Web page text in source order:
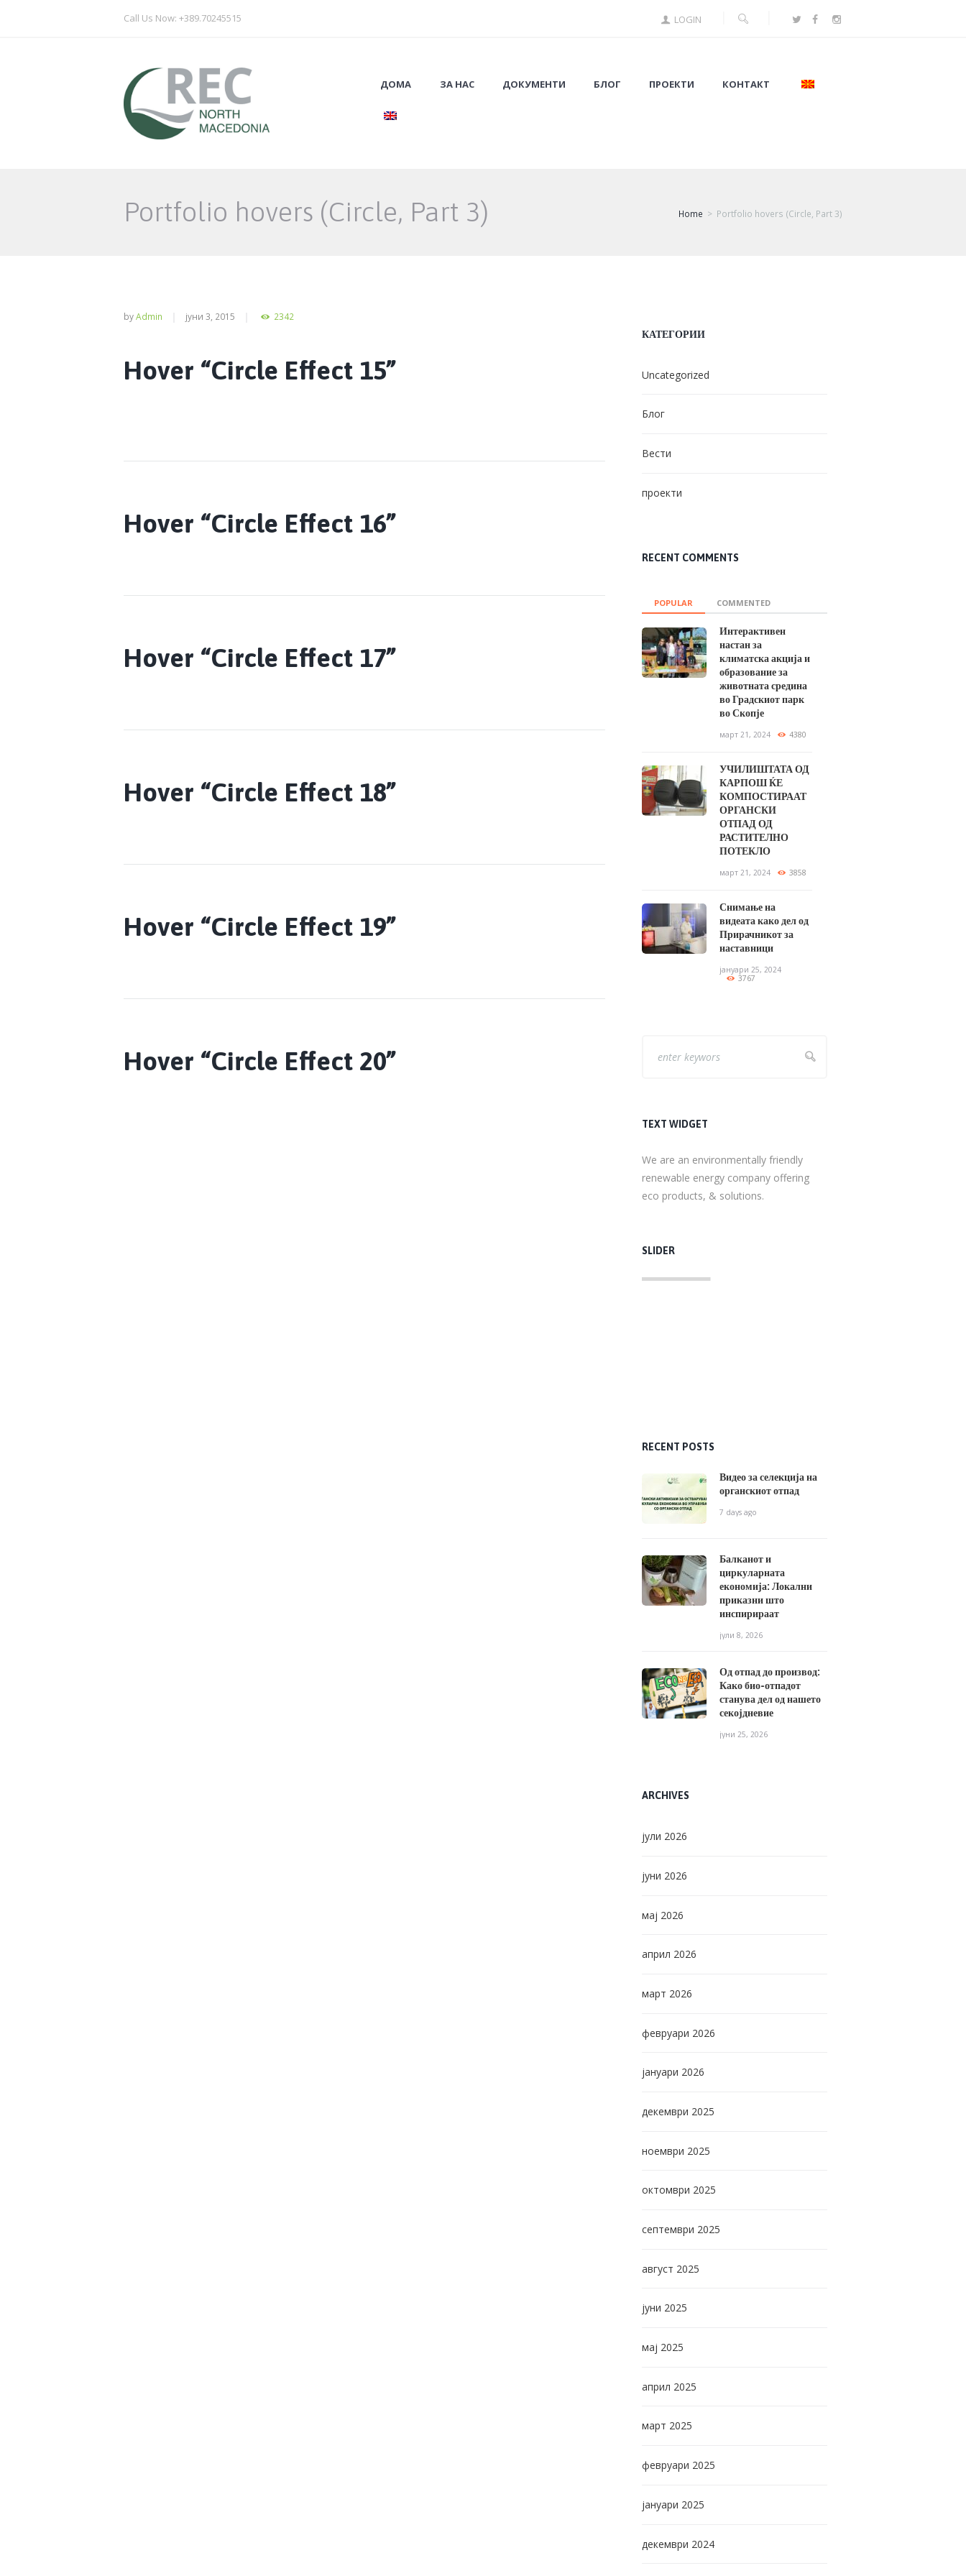
Call Us Now: +389.70245515 LOGIN
ДОМА ЗА НАС ДОКУМЕНТИ БЛОГ ПРОЕКТИ КОНТАКТ
Portfolio hovers (Circle, Part 3) Home Portfolio hovers (Circle, Part 3)
byAdmin јуни 3, 2015 2342
Hover “Circle Effect 15”
Hover “Circle Effect 16”
Hover “Circle Effect 17”
Hover “Circle Effect 18”
Hover “Circle Effect 19”
Hover “Circle Effect 20”
КАТЕГОРИИ
Uncategorized
Блог
Вести
проекти
RECENT COMMENTS
POPULAR COMMENTED
Интерактивен
настан за
климатска акција и
образование за
животната средина
во Градскиот парк
во Скопје
март 21, 2024 4380
УЧИЛИШТАТА ОД
КАРПОШ ЌЕ
КОМПОСТИРААТ
ОРГАНСКИ
ОТПАД ОД
РАСТИТЕЛНО
ПОТЕКЛО
март 21, 2024 3858
Снимање на
видеата како дел од
Прирачникот за
наставници
јануари 25, 2024
3767
TEXT WIDGET
We are an environmentally friendly
renewable energy company offering
eco products, & solutions.
SLIDER
RECENT POSTS
Видео за селекција на
органскиот отпад
7 days ago
Балканот и
циркуларната
економија: Локални
приказни што
инспирираат
јули 8, 2026
Од отпад до производ:
Како био-отпадот
станува дел од нашето
секојдневие
јуни 25, 2026
ARCHIVES
јули 2026
јуни 2026
мај 2026
април 2026
март 2026
февруари 2026
јануари 2026
декември 2025
ноември 2025
октомври 2025
септември 2025
август 2025
јуни 2025
мај 2025
април 2025
март 2025
февруари 2025
јануари 2025
декември 2024